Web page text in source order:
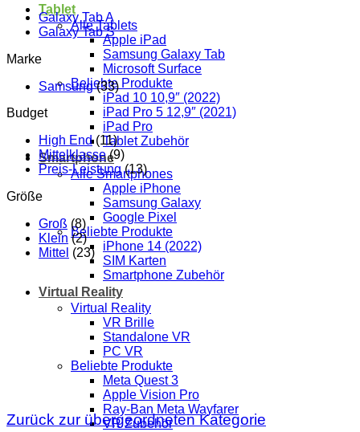
Tablet
Alle Tablets
Apple iPad
Samsung Galaxy Tab
Microsoft Surface
Beliebte Produkte
iPad 10 10,9″ (2022)
iPad Pro 5 12,9″ (2021)
iPad Pro
Tablet Zubehör
Smartphone
Alle Smartphones
Apple iPhone
Samsung Galaxy
Google Pixel
Beliebte Produkte
iPhone 14 (2022)
SIM Karten
Smartphone Zubehör
Virtual Reality
Virtual Reality
VR Brille
Standalone VR
PC VR
Beliebte Produkte
Meta Quest 3
Apple Vision Pro
Ray-Ban Meta Wayfarer
VR Zubehör
Galaxy Tab A
Galaxy Tab S
Marke
Samsung (33)
Budget
High End (11)
Mittelklasse (9)
Preis-Leistung (13)
Größe
Groß (8)
Klein (2)
Mittel (23)
Zurück zur übergeordneten Kategorie